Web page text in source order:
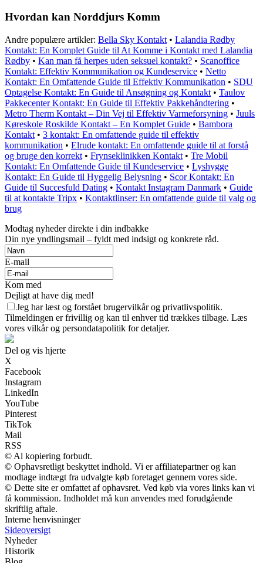
Hvordan kan Norddjurs Komm
Andre populære artikler: Bella Sky Kontakt • Lalandia Rødby
Kontakt: En Komplet Guide til At Komme i Kontakt med Lalandia
Rødby • Kan man få herpes uden seksuel kontakt? • Scanoffice
Kontakt: Effektiv Kommunikation og Kundeservice • Netto
Kontakt: En Omfattende Guide til Effektiv Kommunikation • SDU
Optagelse Kontakt: En Guide til Ansøgning og Kontakt • Taulov
Pakkecenter Kontakt: En Guide til Effektiv Pakkehåndtering •
Metro Therm Kontakt – Din Vej til Effektiv Varmeforsyning • Juuls
Køreskole Roskilde Kontakt – En Komplet Guide • Bambora
Kontakt • 3 kontakt: En omfattende guide til effektiv
kommunikation • Elrude kontakt: En omfattende guide til at forstå
og bruge den korrekt • Frynseklinikken Kontakt • Tre Mobil
Kontakt: En Omfattende Guide til Kundeservice • Lyshygge
Kontakt: En Guide til Hyggelig Belysning • Scor Kontakt: En
Guide til Succesfuld Dating • Kontakt Instagram Danmark • Guide
til at kontakte Tripx • Kontaktlinser: En omfattende guide til valg og
brug
Modtag nyheder direkte i din indbakke
Din nye yndlingsmail – fyldt med indsigt og konkrete råd.
E-mail
Kom med
Dejligt at have dig med!
Jeg har læst og forstået brugervilkår og privatlivspolitik.
Tilmeldingen er frivillig og kan til enhver tid trækkes tilbage. Læs
vores vilkår og persondatapolitik for detaljer.
Del og vis hjerte
X
Facebook
Instagram
LinkedIn
YouTube
Pinterest
TikTok
Mail
RSS
© Al kopiering forbudt.
© Ophavsretligt beskyttet indhold. Vi er affiliatepartner og kan
modtage indtægt fra udvalgte køb foretaget gennem vores side.
© Dette site er omfattet af ophavsret. Ved køb via vores links kan vi
få kommission. Indholdet må kun anvendes med forudgående
skriftlig aftale.
Interne henvisninger
Sideoversigt
Nyheder
Historik